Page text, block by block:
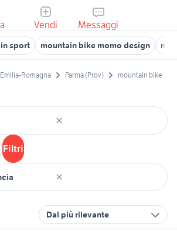
Vendi Messaggi
sport mountain bike momo design
Emilia-Romagna Parma (Prov) mountain bike
Filtri
Dal più rilevante